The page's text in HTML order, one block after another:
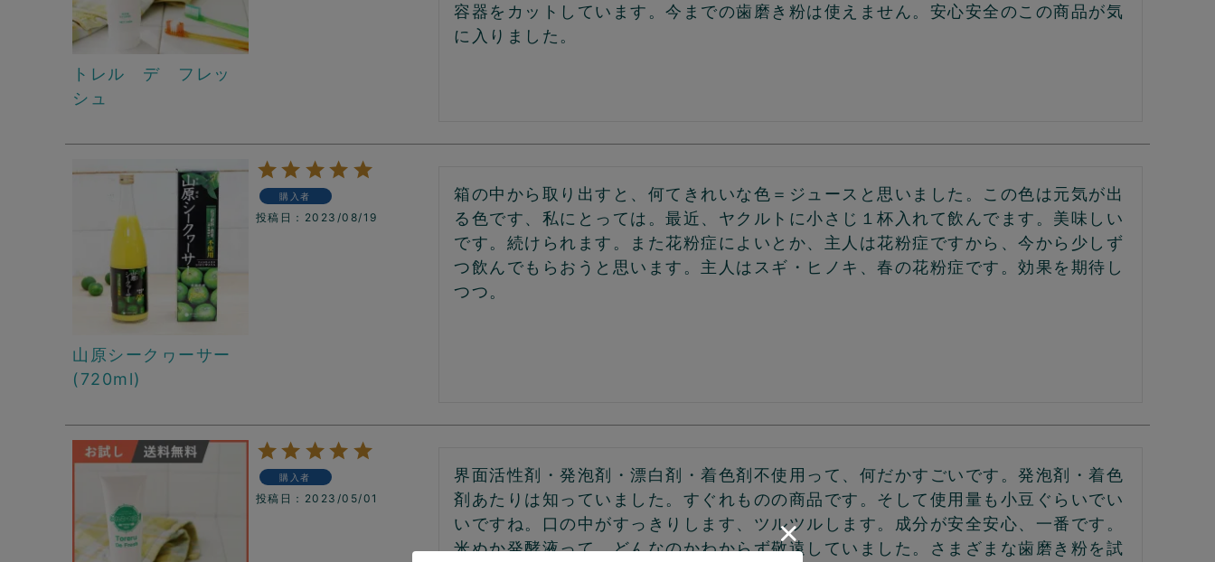
トレル デ フレッ
シュ
容器をカットしています。今までの歯磨き粉は使えません。安心安全のこの商品が気
に入りました。
山原シークヮーサー
(720ml)
購入者
投稿日 2023/08/19
箱の中から取り出すと、何てきれいな色＝ジュースと思いました。この色は元気が出
る色です、私にとっては。最近、ヤクルトに小さじ１杯入れて飲んでます。美味しい
です。続けられます。また花粉症によいとか、主人は花粉症ですから、今から少しず
つ飲んでもらおうと思います。主人はスギ・ヒノキ、春の花粉症です。効果を期待し
つつ。
購入者
投稿日 2023/05/01
界面活性剤・発泡剤・漂白剤・着色剤不使用って、何だかすごいです。発泡剤・着色
剤あたりは知っていました。すぐれものの商品です。そして使用量も小豆ぐらいでい
いですね。口の中がすっきりします、ツルツルします。成分が安全安心、一番です。
米ぬか発酵液って、どんなのかわからず敬遠していました。さまざまな歯磨き粉を試